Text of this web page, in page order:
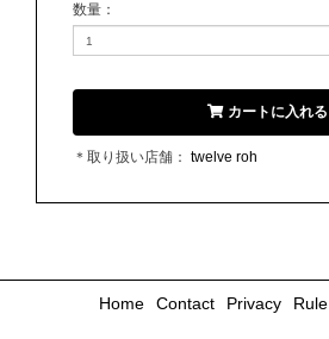
数量 ：
カートに入れる
＊取り扱い店舗： twelve roh
Home Contact Privacy Rule